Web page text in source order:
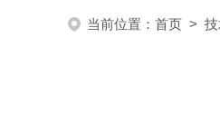
当前位置： 首页 >